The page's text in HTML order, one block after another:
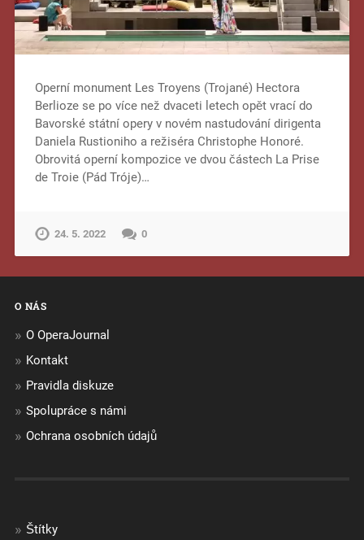
Operní monument Les Troyens (Trojané) Hectora
Berlioze se po více než dvaceti letech opět vrací do
Bavorské státní opery v novém nastudování dirigenta
Daniela Rustioniho a režiséra Christophe Honoré.
Obrovitá operní kompozice ve dvou částech La Prise
de Troie (Pád Tróje)…
24. 5. 2022 0
O NÁS
O OperaJournal
Kontakt
Pravidla diskuze
Spolupráce s námi
Ochrana osobních údajů
Štítky